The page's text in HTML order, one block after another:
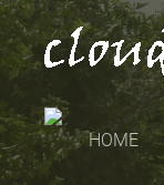
HOME